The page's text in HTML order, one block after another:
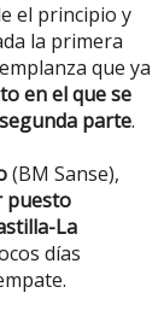
el principio y
la primera
que ya
en el que se
parte.
(BM Sanse),
puesto
La
días